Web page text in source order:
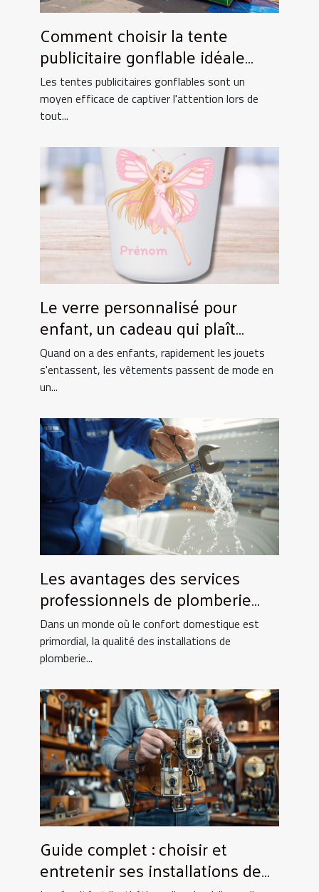
Comment choisir la tente
publicitaire gonflable idéale
pour vos événements
Les tentes publicitaires gonflables sont un
moyen efficace de captiver l'attention lors de
tout...
Le verre personnalisé pour
enfant, un cadeau qui plaît
toujours !
Quand on a des enfants, rapidement les jouets
s'entassent, les vêtements passent de mode en
un...
Les avantages des services
professionnels de plomberie
pour votre foyer
Dans un monde où le confort domestique est
primordial, la qualité des installations de
plomberie...
Guide complet : choisir et
entretenir ses installations de